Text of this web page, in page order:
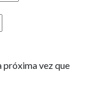
próxima vez que